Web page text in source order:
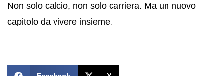
Non solo calcio, non solo carriera. Ma un nuovo
capitolo da vivere insieme.